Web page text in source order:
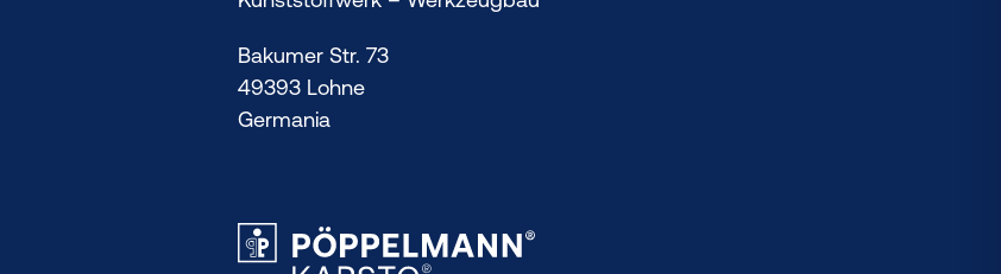
Bakumer Str. 73
49393 Lohne
Germania